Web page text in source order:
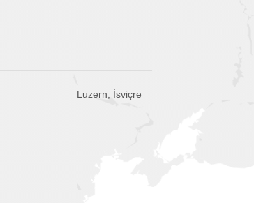
Luzern, İsviçre